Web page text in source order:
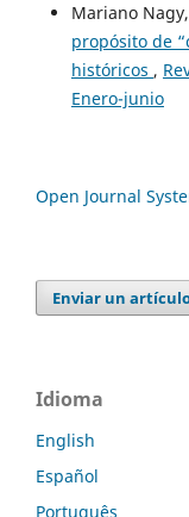
Mariano Nagy,
propósito de
históricos ,
Enero-junio
Open Journal
Enviar un
Idioma
English
Español
Português